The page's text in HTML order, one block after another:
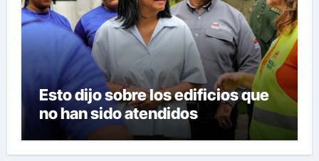
Esto dijo sobre los edificios que
no han sido atendidos